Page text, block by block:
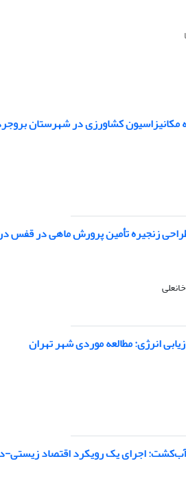
کشاورزی در شهرستان
زنجیره تأمین پرورش ماهی در قفس
انرژی: مطالعه موردی شهر تهران
آب‌کشت: اجرای یک رویکرد اقتصاد